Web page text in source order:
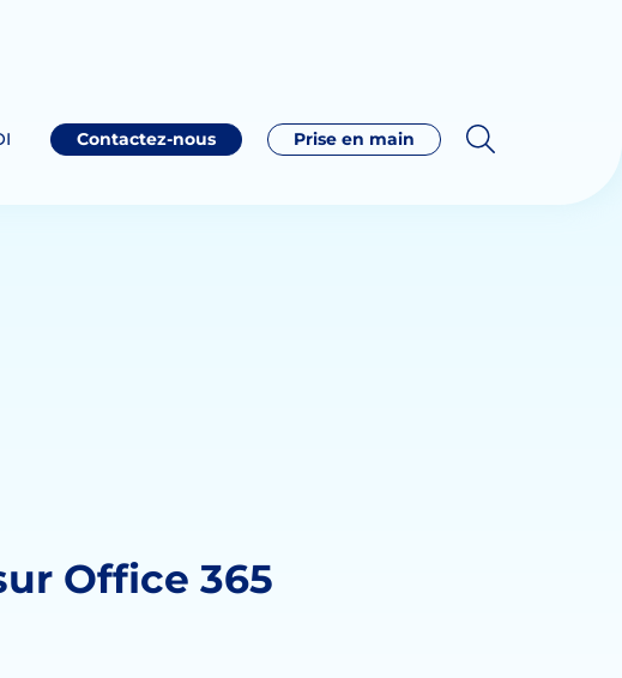
Contactez-nous Prise en main
Office 365